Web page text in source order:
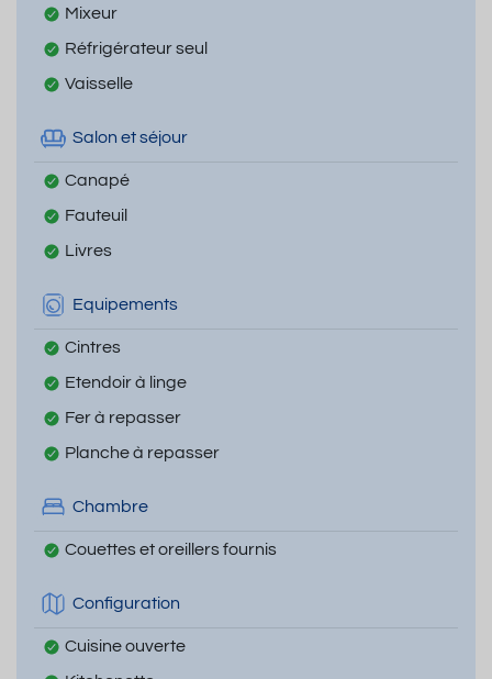
Mixeur
Réfrigérateur seul
Vaisselle
Salon et séjour
Canapé
Fauteuil
Livres
Equipements
Cintres
Etendoir à linge
Fer à repasser
Planche à repasser
Chambre
Couettes et oreillers fournis
Configuration
Cuisine ouverte